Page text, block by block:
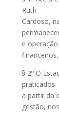
Ruth
Cardoso,
e
§ 2º O
praticados
a partir da
gestão,